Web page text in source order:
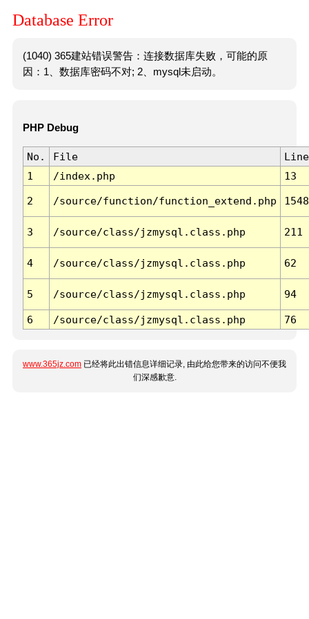
Database Error
(1040) 365建站错误警告：连接数据库失败，可能的原
因：1、数据库密码不对; 2、mysql未启动。
PHP Debug
No. File
Line
1
/index.php 13
2 /source/function/function_extend.php 1548
3 /source/class/jzmysql.class.php 211
4 /source/class/jzmysql.class.php 62
5 /source/class/jzmysql.class.php 94
6 /source/class/jzmysql.class.php 76
www.365jz.com 已经将此出错信息详细记录, 由此给您带来的访问不便我
们深感歉意.